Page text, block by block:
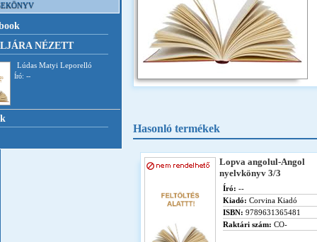
NÉZETT
Lúdas Matyi Leporelló
Író: --
Hasonló termékek
Lopva angolul-Angol
nyelvkönyv 3/3
Író: --
Kiadó: Corvina Kiadó
ISBN: 9789631365481
Raktári szám: CO-